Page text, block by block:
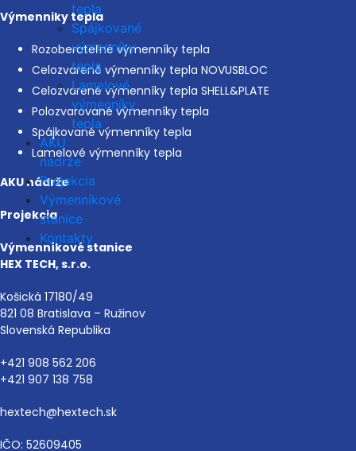
tepla
Spájkované
výmenníky
tepla
Lamelové
výmenníky
tepla
AKU
nádrže
Projekcia
Výmenníkové
stanice
Kontakty
Výmenniky tepla
Rozoberateľné výmenníky tepla
Celozvarené výmenníky tepla NOVUSBLOC
Celozvarené výmenníky tepla SHELL&PLATE
Polozvarované výmenníky tepla
Spájkované výmenníky tepla
Lamelové výmenníky tepla
AKU nádrže
Projekcia
Výmenníkové stanice
HEX TECH, s.r.o.
Košická 17180/49
821 08 Bratislava – Ružinov
Slovenská Republika
+421 908 562 206
+421 907 138 758
hextech@hextech.sk
IČO: 52609405